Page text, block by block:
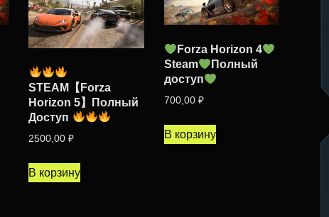
STEAM【Forza
Horizon 5】Полный
Доступ
2500,00₽
В корзину
Forza Horizon 4
Steam
Полный
доступ
700,00 ₽
В корзину